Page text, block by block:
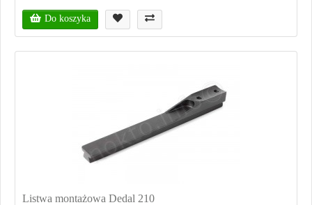
Do koszyka
Listwa montażowa Dedal 210